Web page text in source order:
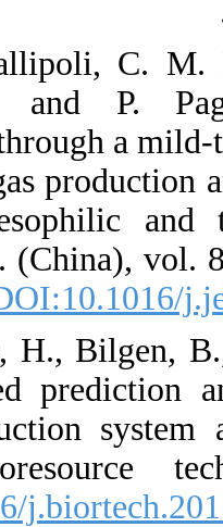
3. [3] A.
valorization
enhance
study in
Environ. Sci.
179, 2020. [
4. [4] Akbaş,
An integrated
biogas
facility.
[DOI:10.1016/